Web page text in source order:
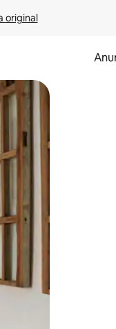
original
o dedo na tela.